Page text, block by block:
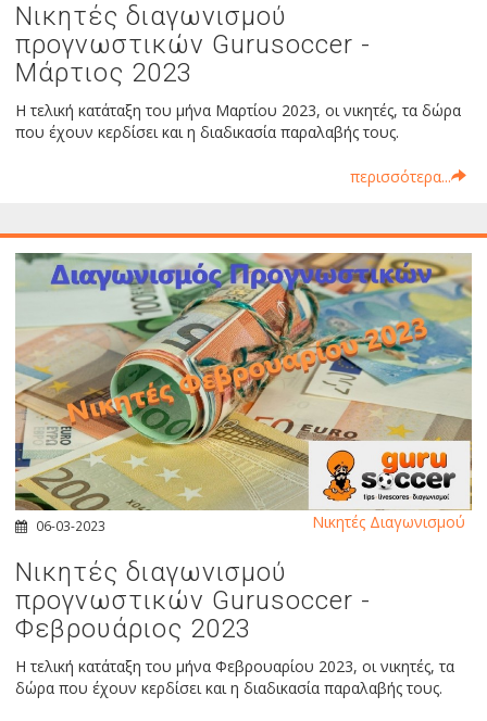
Νικητές διαγωνισμού
προγνωστικών Gurusoccer -
Μάρτιος 2023
Η τελική κατάταξη του μήνα Μαρτίου 2023, οι νικητές, τα δώρα
που έχουν κερδίσει και η διαδικασία παραλαβής τους.
περισσότερα...
06-03-2023
Νικητές διαγωνισμού
προγνωστικών Gurusoccer -
Φεβρουάριος 2023
Η τελική κατάταξη του μήνα Φεβρουαρίου 2023, οι νικητές, τα
δώρα που έχουν κερδίσει και η διαδικασία παραλαβής τους.
Νικητές Διαγωνισμού